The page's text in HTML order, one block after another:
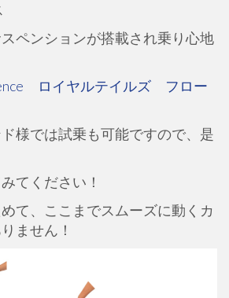
ペンションが搭載され乗り心地
様では試乗も可能ですので、是
てください！
て、ここまでスムーズに動くカ
ません！